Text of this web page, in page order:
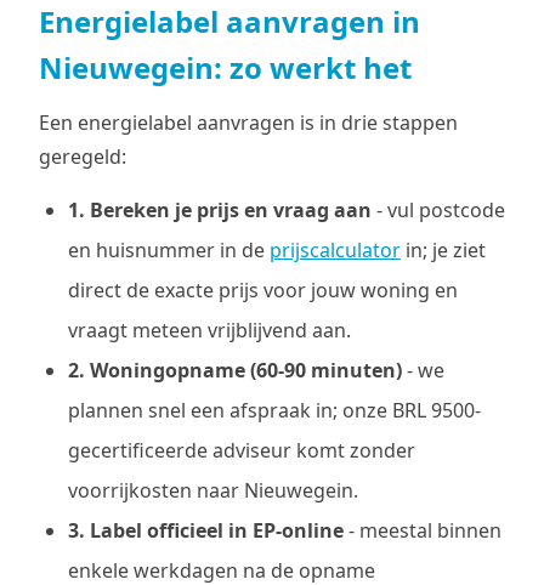
Energielabel aanvragen in
Nieuwegein: zo werkt het
Een energielabel aanvragen is in drie stappen
geregeld:
1. Bereken je prijs en vraag aan - vul postcode
en huisnummer in de prijscalculator in; je ziet
direct de exacte prijs voor jouw woning en
vraagt meteen vrijblijvend aan.
2. Woningopname (60-90 minuten)- we
plannen snel een afspraak in; onze BRL 9500-
gecertificeerde adviseur komt zonder
voorrijkosten naar Nieuwegein.
3. Label officieel in EP-online- meestal binnen
enkele werkdagen na de opname